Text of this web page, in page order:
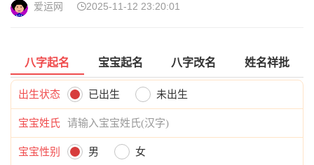
爱运网 2025-11-12 23:20:01
八字起名 宝宝起名 八字改名 姓名祥批
出生状态 已出生 未出生
宝宝姓氏
宝宝性别 男 女